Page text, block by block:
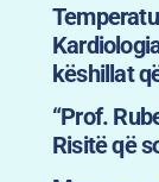
këshillat
“Prof.
Risitë që